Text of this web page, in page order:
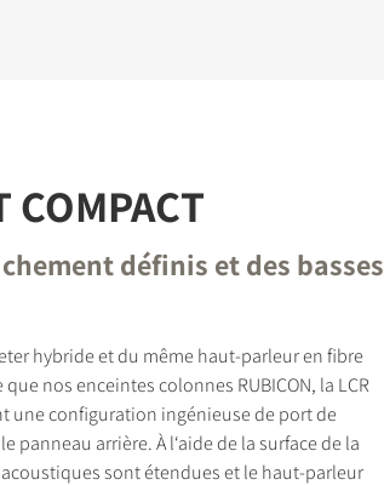
COMPACT
définis et des basses
hybride et du même haut-parleur en fibre
nos enceintes colonnes RUBICON, la LCR
une configuration ingénieuse de port de
panneau arrière. À l‘aide de la surface de la
sont étendues et le haut-parleur